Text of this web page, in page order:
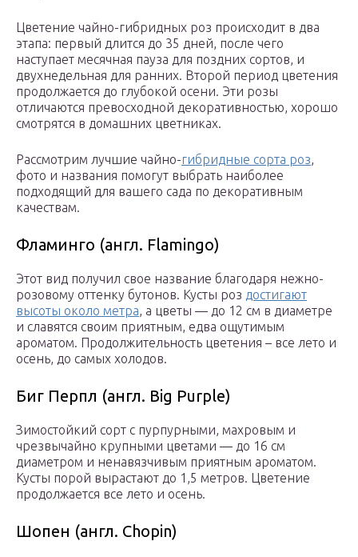
Цветение чайно-гибридных роз происходит в два
этапа: первый длится до 35 дней, после чего
наступает месячная пауза для поздних сортов, и
двухнедельная для ранних. Второй период цветения
продолжается до глубокой осени. Эти розы
отличаются превосходной декоративностью, хорошо
смотрятся в домашних цветниках.
Рассмотрим лучшие чайно-гибридные сорта роз,
фото и названия помогут выбрать наиболее
подходящий для вашего сада по декоративным
качествам.
Фламинго (англ. Flamingo)
Этот вид получил свое название благодаря нежно-
розовому оттенку бутонов. Кусты роз достигают
высоты около метра, а цветы — до 12 см в диаметре
и славятся своим приятным, едва ощутимым
ароматом. Продолжительность цветения – все лето и
осень, до самых холодов.
Биг Перпл (англ. Big Purple)
Зимостойкий сорт с пурпурными, махровым и
чрезвычайно крупными цветами — до 16 см
диаметром и ненавязчивым приятным ароматом.
Кусты порой вырастают до 1,5 метров. Цветение
продолжается все лето и осень.
Шопен (англ. Chopin)